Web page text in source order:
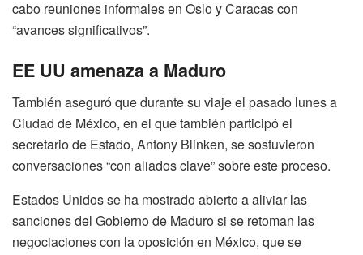
cabo reuniones informales en Oslo y Caracas con
“avances significativos”.
EE UU amenaza a Maduro
También aseguró que durante su viaje el pasado lunes a
Ciudad de México, en el que también participó el
secretario de Estado, Antony Blinken, se sostuvieron
conversaciones “con aliados clave” sobre este proceso.
Estados Unidos se ha mostrado abierto a aliviar las
sanciones del Gobierno de Maduro si se retoman las
negociaciones con la oposición en México, que se